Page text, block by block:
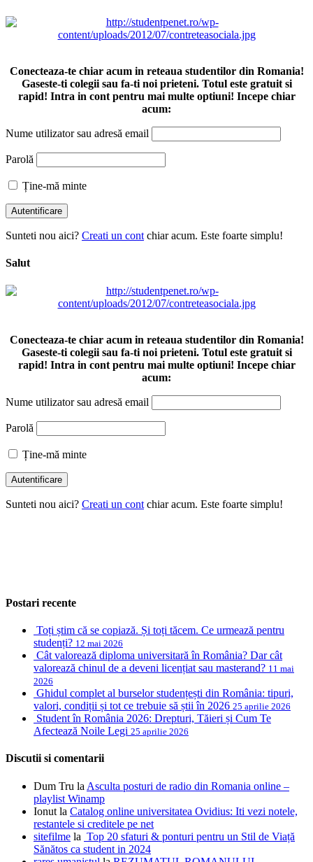
Conecteaza-te chiar acum in reteaua studentilor din Romania!
Gaseste-ti colegii sau fa-ti noi prieteni. Totul este gratuit si
rapid! Intra in cont pentru mai multe optiuni! Incepe chiar
acum:
Nume utilizator sau adresă email
Parolă
Ține-mă minte
Sunteti nou aici? Creati un cont chiar acum. Este foarte simplu!
Salut
Conecteaza-te chiar acum in reteaua studentilor din Romania!
Gaseste-ti colegii sau fa-ti noi prieteni. Totul este gratuit si
rapid! Intra in cont pentru mai multe optiuni! Incepe chiar
acum:
Nume utilizator sau adresă email
Parolă
Ține-mă minte
Sunteti nou aici? Creati un cont chiar acum. Este foarte simplu!
Postari recente
Toți știm că se copiază. Și toți tăcem. Ce urmează pentru
studenți? 12 mai 2026
Cât valorează diploma universitară în România? Dar cât
valorează chinul de a deveni licențiat sau masterand? 11 mai
2026
Ghidul complet al burselor studențești din România: tipuri,
valori, condiții și tot ce trebuie să știi în 2026 25 aprilie 2026
Student în România 2026: Drepturi, Tăieri și Cum Te
Afectează Noile Legi 25 aprilie 2026
Discutii si comentarii
Dum Tru la Asculta posturi de radio din Romania online –
playlist Winamp
Ionut la Catalog online universitatea Ovidius: Iti vezi notele,
restantele si creditele pe net
sitefilme la Top 20 sfaturi & ponturi pentru un Stil de Viață
Sănătos ca student in 2024